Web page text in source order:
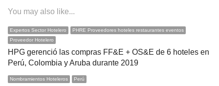
You may also like...
Expertos Sector Hotelero
PHRE Proveedores hoteles restaurantes eventos
Proveedor Hotelero
HPG gerenció las compras FF&E + OS&E de 6 hoteles en
Perú, Colombia y Aruba durante 2019
Nombramientos Hoteleros Perú